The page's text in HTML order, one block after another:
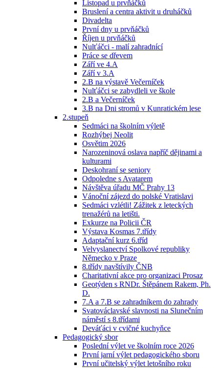
Listopad u prvňáčků
Bruslení a centra aktivit u druháčků
Divadelta
První dny u prvňáčků
Říjen u prvňáčků
Nulťáčci - malí zahradnící
Práce se dřevem
Září ve 4.A
Září v 3.A
2.B na výstavě Večerníček
Nulťáčci se zabydleli ve škole
2.B a Večerníček
3.B na Dni stromů v Kunratickém lese
2.stupeň
Sedmáci na školním výletě
Rozhýbej Neolit
Osvětim 2026
Narozeninová oslava napříč dějinami a
kulturami
Deskohraní se seniory
Odpoledne s Avatarem
Návštěva úřadu MČ Prahy 13
Vánoční zájezd do polské Vratislavi
Sedmáci vzlétli! Zážitek z leteckých
trenažérů na letišti.
Exkurze na Policii ČR
Výstava Kosmas 7.třídy
Adaptační kurz 6.tříd
Velvyslanectví Spolkové republiky
Německo v Praze
8.třídy navštívily ČNB
Charitativní akce pro organizaci Prosaz
Geotýden s RNDr. Štěpánem Rakem, Ph.
D.
7.A a 7.B se zahradníkem do zahrady
Svatováclavské slavnosti na Slunečním
náměstí s 8.třídami
Deváťáci v cvičné kuchyňce
Pedagogický sbor
Poslední výlet ve školním roce 2026
První jarní výlet pedagogického sboru
První učitelský výlet letošního roku